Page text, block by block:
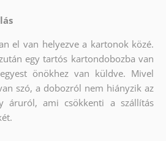
el van helyezve a kartonok közé.
egy tartós kartondobozba van
önökhez van küldve. Mivel
szó, a dobozról nem hiányzik az
áruról, ami csökkenti a szállítás